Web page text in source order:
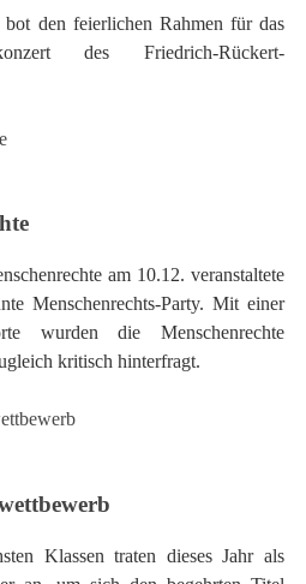
den feierlichen Rahmen für das
des Friedrich-Rückert-
am 10.12. veranstaltete
Menschenrechts-Party. Mit einer
wurden die Menschenrechte
kritisch hinterfragt.
Klassen traten dieses Jahr als